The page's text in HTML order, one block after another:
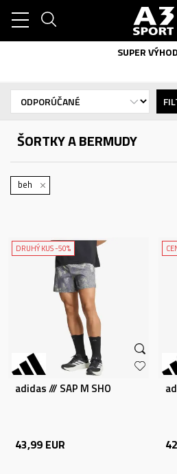
SUPER
ŠORTKY A BERMUDY
beh
DRUHÝ KUS -50%
adidas /// SAP M SHO
43,99 EUR